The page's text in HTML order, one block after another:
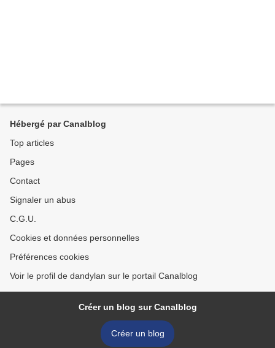
Hébergé par Canalblog
Top articles
Pages
Contact
Signaler un abus
C.G.U.
Cookies et données personnelles
Préférences cookies
Voir le profil de dandylan sur le portail Canalblog
Créer un blog sur Canalblog
Créer un blog